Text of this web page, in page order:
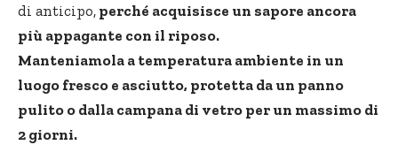
di anticipo, perché acquisisce un sapore ancora
più appagante con il riposo.
Manteniamola a temperatura ambiente in un
luogo fresco e asciutto, protetta da un panno
pulito o dalla campana di vetro per un massimo di
2 giorni.